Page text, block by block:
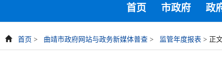
首页 市政府 政
首页 > 曲靖市政府网站与政务新媒体普查 > 监管年度报表 > 正